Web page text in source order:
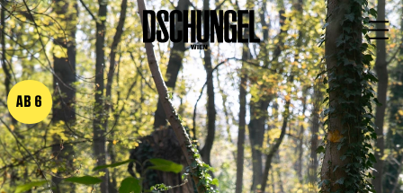
BARRIEREFREI
PROGRAMM
Spielplan
Vorstellungen
Festivals
AB 6